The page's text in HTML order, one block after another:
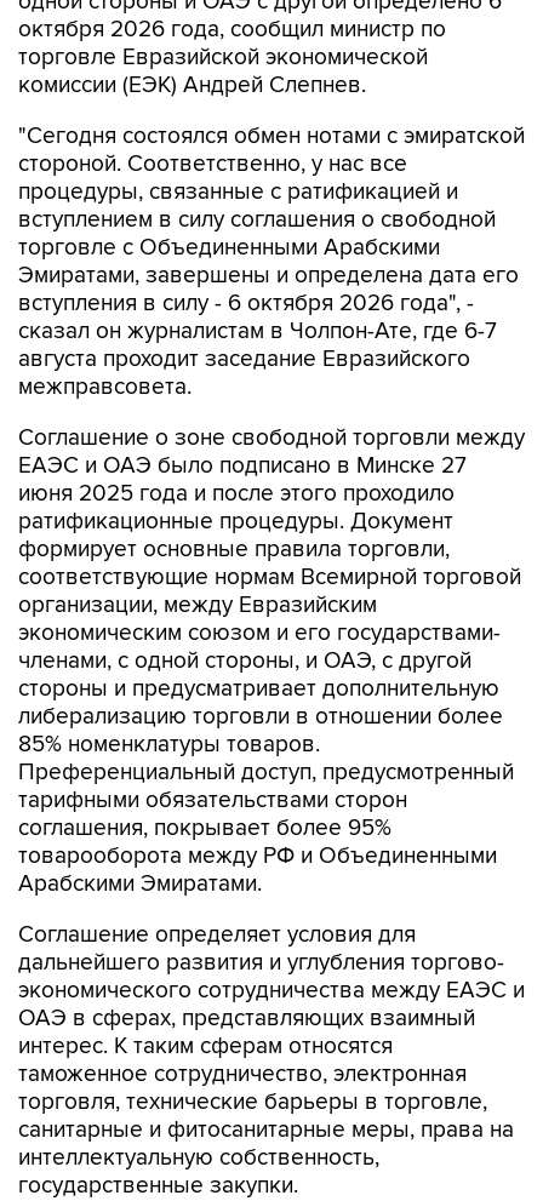
октября 2026 года, сообщил министр по
торговле Евразийской экономической
комиссии (ЕЭК) Андрей Слепнев.
"Сегодня состоялся обмен нотами с эмиратской
стороной. Соответственно, у нас все
процедуры, связанные с ратификацией и
вступлением в силу соглашения о свободной
торговле с Объединенными Арабскими
Эмиратами, завершены и определена дата его
вступления в силу - 6 октября 2026 года", -
сказал он журналистам в Чолпон-Ате, где 6-7
августа проходит заседание Евразийского
межправсовета.
Соглашение о зоне свободной торговли между
ЕАЭС и ОАЭ было подписано в Минске 27
июня 2025 года и после этого проходило
ратификационные процедуры. Документ
формирует основные правила торговли,
соответствующие нормам Всемирной торговой
организации, между Евразийским
экономическим союзом и его государствами-
членами, с одной стороны, и ОАЭ, с другой
стороны и предусматривает дополнительную
либерализацию торговли в отношении более
85% номенклатуры товаров.
Преференциальный доступ, предусмотренный
тарифными обязательствами сторон
соглашения, покрывает более 95%
товарооборота между РФ и Объединенными
Арабскими Эмиратами.
Соглашение определяет условия для
дальнейшего развития и углубления торгово-
экономического сотрудничества между ЕАЭС и
ОАЭ в сферах, представляющих взаимный
интерес. К таким сферам относятся
таможенное сотрудничество, электронная
торговля, технические барьеры в торговле,
санитарные и фитосанитарные меры, права на
интеллектуальную собственность,
государственные закупки.